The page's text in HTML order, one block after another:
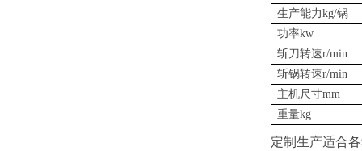
生产能力kg/锅
功率kw
斩刀转速r/min
斩锅转速r/min
主机尺寸mm
重量kg
定制生产适合